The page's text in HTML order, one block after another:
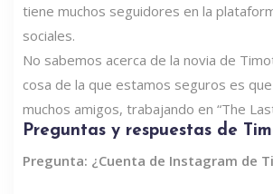
tiene muchos seguidores en la
sociales.
No sabemos acerca de la novia de
cosa de la que estamos seguros es
muchos amigos, trabajando en “The
Preguntas y respuestas de
Pregunta: ¿Cuenta de Instagram de